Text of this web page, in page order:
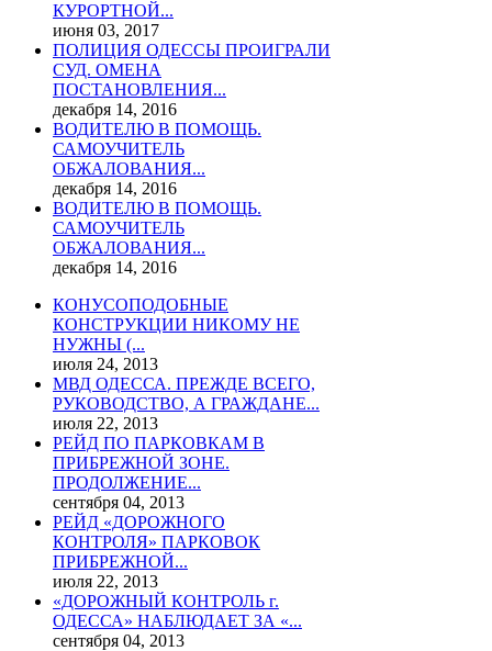
КУРОРТНОЙ...
июня 03, 2017
ПОЛИЦИЯ ОДЕССЫ ПРОИГРАЛИ
СУД. ОМЕНА
ПОСТАНОВЛЕНИЯ...
декабря 14, 2016
ВОДИТЕЛЮ В ПОМОЩЬ.
САМОУЧИТЕЛЬ
ОБЖАЛОВАНИЯ...
декабря 14, 2016
ВОДИТЕЛЮ В ПОМОЩЬ.
САМОУЧИТЕЛЬ
ОБЖАЛОВАНИЯ...
декабря 14, 2016
КОНУСОПОДОБНЫЕ
КОНСТРУКЦИИ НИКОМУ НЕ
НУЖНЫ (...
июля 24, 2013
МВД ОДЕССА. ПРЕЖДЕ ВСЕГО,
РУКОВОДСТВО, А ГРАЖДАНЕ...
июля 22, 2013
РЕЙД ПО ПАРКОВКАМ В
ПРИБРЕЖНОЙ ЗОНЕ.
ПРОДОЛЖЕНИЕ...
сентября 04, 2013
РЕЙД «ДОРОЖНОГО
КОНТРОЛЯ» ПАРКОВОК
ПРИБРЕЖНОЙ...
июля 22, 2013
«ДОРОЖНЫЙ КОНТРОЛЬ г.
ОДЕССА» НАБЛЮДАЕТ ЗА «...
сентября 04, 2013